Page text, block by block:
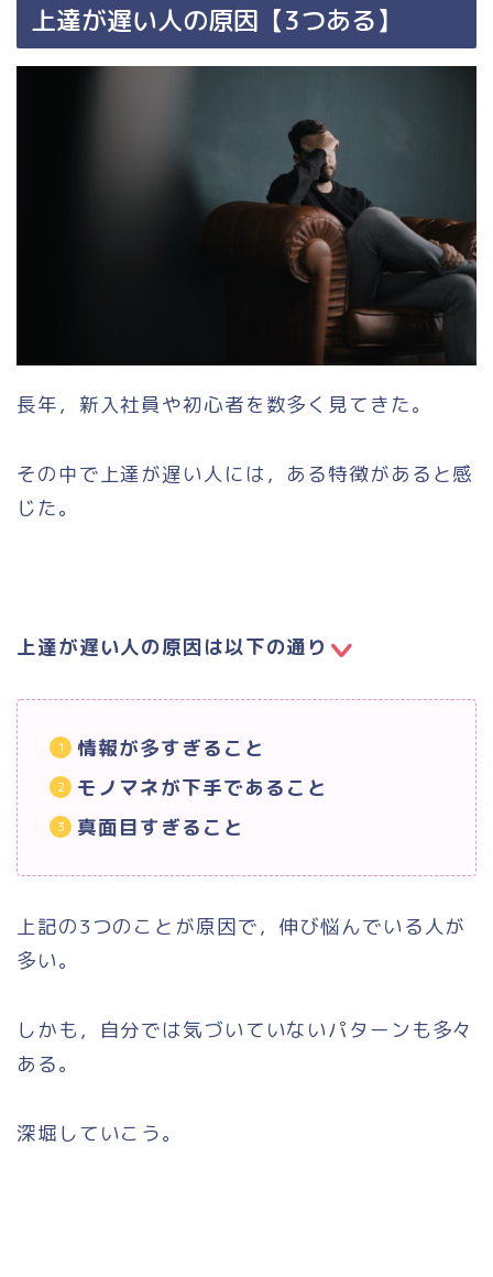
上達が遅い人の原因【3つある】
長年，新入社員や初心者を数多く見てきた。
その中で上達が遅い人には，ある特徴があると感
じた。
上達が遅い人の原因は以下の通り
情報が多すぎること
モノマネが下手であること
真面目すぎること
上記の3つのことが原因で，伸び悩んでいる人が
多い。
しかも，自分では気づいていないパターンも多々
ある。
深堀していこう。